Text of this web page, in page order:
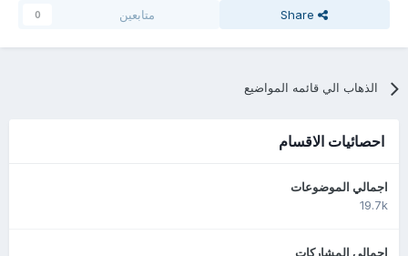
Share متابعين 0
الذهاب الي قائمه المواضيع
احصائيات الاقسام
اجمالي الموضوعات
19.7k
اجمالي المشاركات